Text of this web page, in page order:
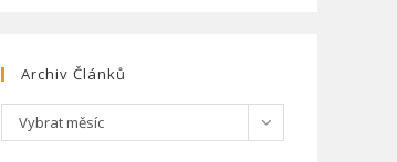
Archiv Článků
Archiv
článků
Vybrat měsíc